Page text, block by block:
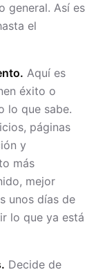
general. Así es
el
Aquí es
éxito o
lo que sabe.
páginas
y
más
mejor
unos días de
lo que ya está
Decide de